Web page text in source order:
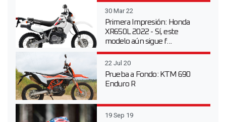
30 Mar 22
Primera Impresión: Honda
XR650L 2022 - Sí, este
modelo aún sigue f...
22 Jul 20
Prueba a Fondo: KTM 690
Enduro R
19 Sep 19